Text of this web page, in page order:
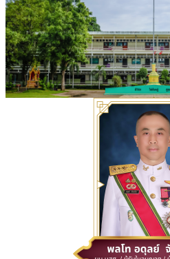
ข่าวประชาสัมพันธ์
▶ ปีการศึกษา 2566
▶ ปีการศึกษา 2567
▶ ปีการศึกษา 2568
▶ ปีการศึกษา 2569